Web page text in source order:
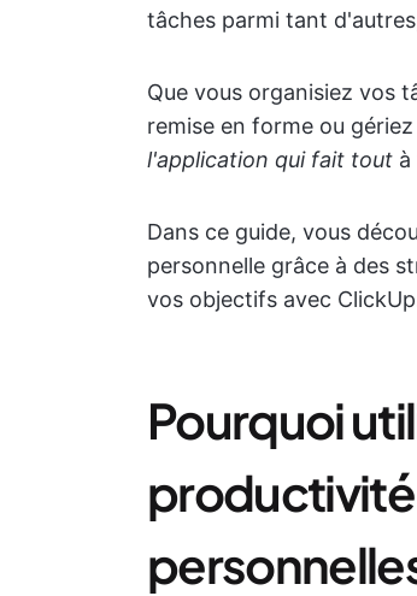
tâches parmi tant
Que vous organisiez vos
remise en forme ou
l'application qui fait tout
Dans ce guide, vous
personnelle grâce à des
vos objectifs avec
Pourquoi